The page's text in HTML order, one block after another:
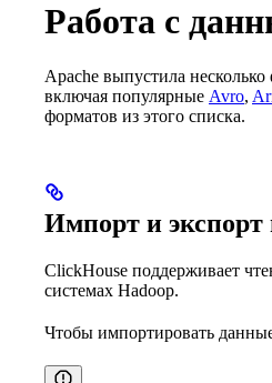
Работа с
Apache выпустила
включая популярные Avro,
форматов из этого списка.
Импорт и экспорт
ClickHouse поддерживает
системах Hadoop.
Чтобы импортировать